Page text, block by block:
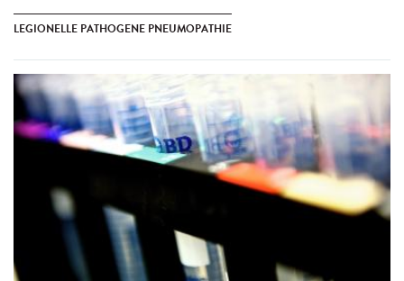
LEGIONELLE PATHOGENE PNEUMOPATHIE